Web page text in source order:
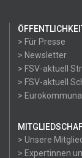
> Für Presse
> Newsletter
> FSV-aktuell
> FSV-aktuell
> Eurokommunal
> Unsere
> Expertinnen